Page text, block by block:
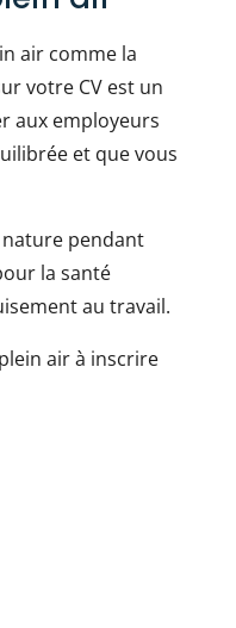
air comme la
votre CV est un
aux employeurs
et que vous
nature pendant
la santé
au travail.
air à inscrire